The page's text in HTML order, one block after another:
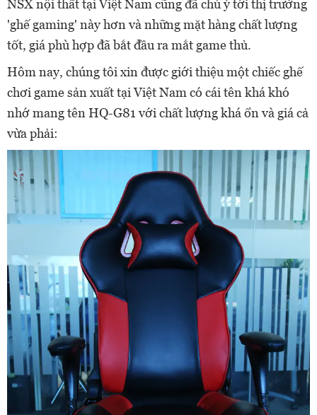
NSX nội thất tại Việt Nam cũng đã chú ý tới thị trường
'ghế gaming' này hơn và những mặt hàng chất lượng
tốt, giá phù hợp đã bắt đầu ra mắt game thủ.
Hôm nay, chúng tôi xin được giới thiệu một chiếc ghế
chơi game sản xuất tại Việt Nam có cái tên khá khó
nhớ mang tên HQ-G81 với chất lượng khá ổn và giá cả
vừa phải: